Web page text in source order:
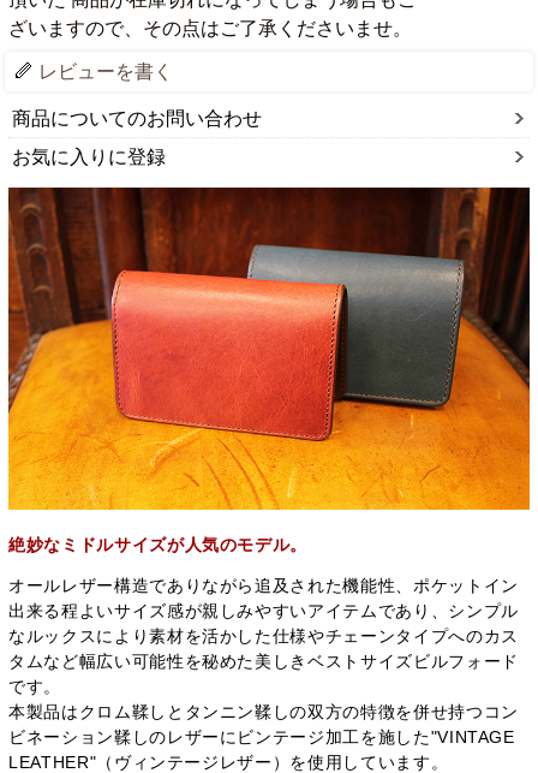
ざいますので、その点はご了承くださいませ。
レビューを書く
商品についてのお問い合わせ
お気に入りに登録
絶妙なミドルサイズが人気のモデル。
オールレザー構造でありながら追及された機能性、ポケットイン
出来る程よいサイズ感が親しみやすいアイテムであり、シンプル
なルックスにより素材を活かした仕様やチェーンタイプへのカス
タムなど幅広い可能性を秘めた美しきベストサイズビルフォード
です。
本製品はクロム鞣しとタンニン鞣しの双方の特徴を併せ持つコン
ビネーション鞣しのレザーにビンテージ加工を施した"VINTAGE
LEATHER"（ヴィンテージレザー）を使用しています。